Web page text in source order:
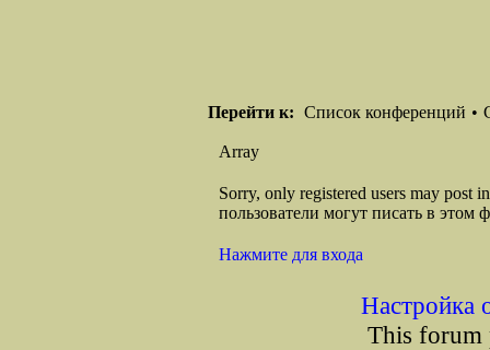
Перейти к: Список конференций •
Array
Sorry, only registered users may post
пользователи могут писать в этом
Нажмите для входа
Настройка
This